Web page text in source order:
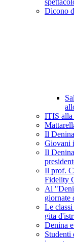
Dicono
ITIS alla
Il
Giovani
Il
Il prof.
Fidelity
Al
giornate
Le
gita
Denina
Studenti